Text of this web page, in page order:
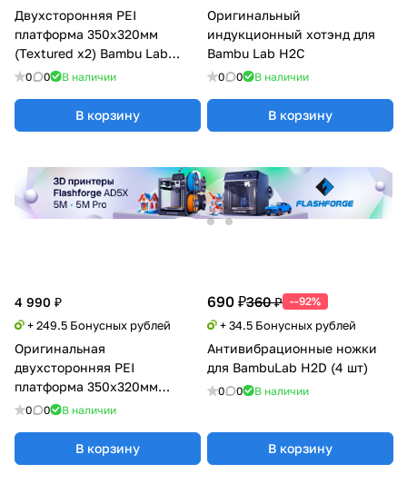
Двухсторонняя PEI
платформа 350x320мм
(Textured x2) Bambu Lab
H2D/H2S
0 0 В наличии
В корзину
Оригинальный
индукционный хотэнд для
Bambu Lab H2C
0 0 В наличии
В корзину
4 990 ₽
+ 249.5 Бонусных рублей
Оригинальная
двухсторонняя PEI
платформа 350x320мм
(Textured x2) Bambu Lab
0 0 В наличии
В корзину
690 ₽360 ₽ --92%
+ 34.5 Бонусных рублей
Антивибрационные ножки
для BambuLab H2D (4 шт)
0 0 В наличии
В корзину